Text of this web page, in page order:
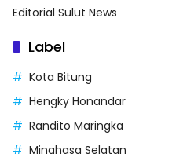
Editorial Sulut News
Label
Kota Bitung
Hengky Honandar
Randito Maringka
Minahasa Selatan